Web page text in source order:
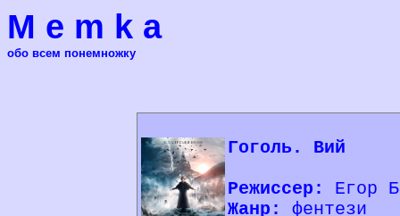
M e m k a
обо всем понемножку
Гоголь. Вий
Режиссер: Егор
Жанр:
фентези